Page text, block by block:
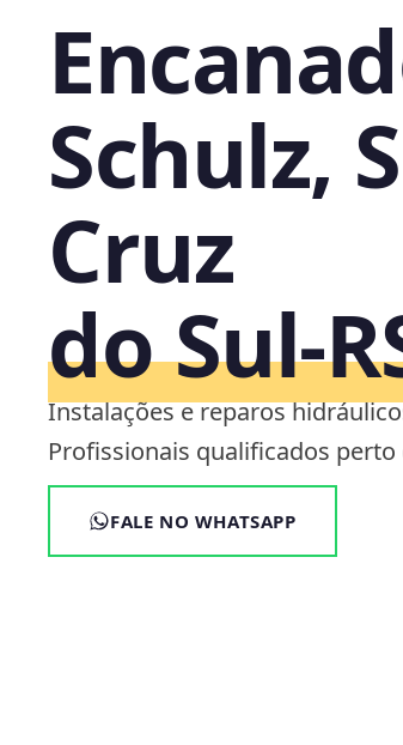
Schulz,
Cruz
do
Instalações e reparos
Profissionais qualificados perto
FALE NO WHATSAPP